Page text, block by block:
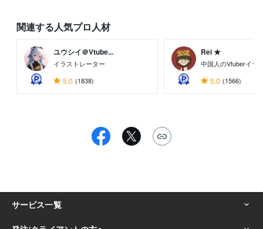
関連する人気プロ人材
ユウシイ＠Vtube...
イラストレーター
5.0 (1838)
Rei ★
中国人のVtuberイラ
5.0 (1566)